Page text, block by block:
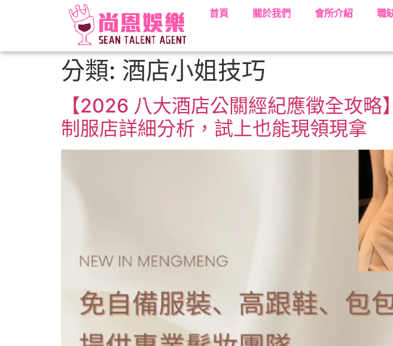
首頁 關於我們 會所介紹 職
分類: 酒店小姐技巧
【2026 八大酒店公關經紀應徵全攻
制服店詳細分析，試上也能現領現拿